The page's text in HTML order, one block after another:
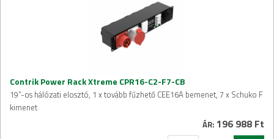
Contrik Power Rack Xtreme CPR16-C2-F7-CB
19”-os hálózati elosztó, 1 x tovább fűzhető CEE16A bemenet, 7 x Schuko F
kimenet
ÁR: 196 988 Ft